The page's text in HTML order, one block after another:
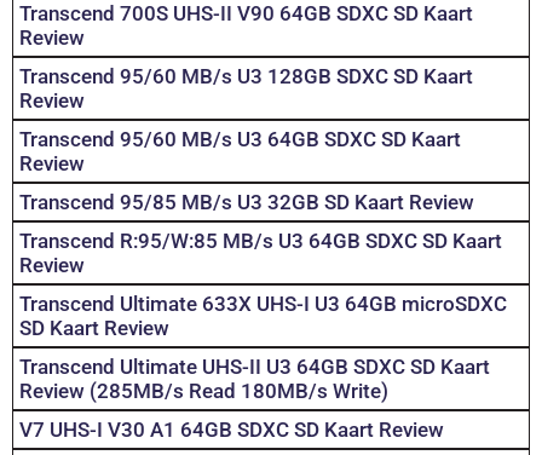
Transcend 700S UHS-II V90 64GB SDXC SD Kaart
Review
Transcend 95/60 MB/s U3 128GB SDXC SD Kaart
Review
Transcend 95/60 MB/s U3 64GB SDXC SD Kaart
Review
Transcend 95/85 MB/s U3 32GB SD Kaart Review
Transcend R:95/W:85 MB/s U3 64GB SDXC SD Kaart
Review
Transcend Ultimate 633X UHS-I U3 64GB microSDXC
SD Kaart Review
Transcend Ultimate UHS-II U3 64GB SDXC SD Kaart
Review (285MB/s Read 180MB/s Write)
V7 UHS-I V30 A1 64GB SDXC SD Kaart Review